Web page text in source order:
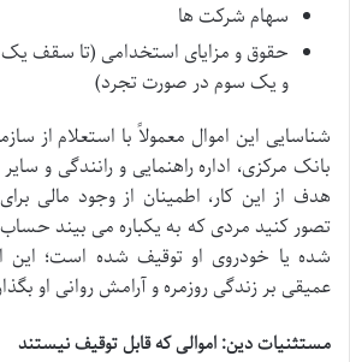
سهام شرکت ها
حقوق و مزایای استخدامی (تا سقف
و یک سوم در صورت تجرد)
شناسایی این اموال معمولاً با استعلام از
بانک مرکزی، اداره راهنمایی و رانندگی و
هدف از این کار، اطمینان از وجود مالی
تصور کنید مردی که به یکباره می بیند
شده یا خودروی او توقیف شده است؛ این
عمیقی بر زندگی روزمره و آرامش روانی او
مستثنیات دین: اموالی که قابل توقیف نیستند